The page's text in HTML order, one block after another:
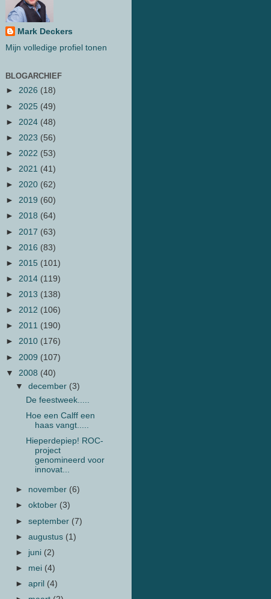
Mark Deckers
Mijn volledige profiel tonen
BLOGARCHIEF
► 2026 (18)
► 2025 (49)
► 2024 (48)
► 2023 (56)
► 2022 (53)
► 2021 (41)
► 2020 (62)
► 2019 (60)
► 2018 (64)
► 2017 (63)
► 2016 (83)
► 2015 (101)
► 2014 (119)
► 2013 (138)
► 2012 (106)
► 2011 (190)
► 2010 (176)
► 2009 (107)
▼ 2008 (40)
▼december (3)
De feestweek.....
Hoe een Calff een
haas vangt.....
Hieperdepiep! ROC-
project
genomineerd voor
innovat...
► november (6)
►oktober (3)
►september (7)
►augustus (1)
► juni (2)
► mei (4)
►april (4)